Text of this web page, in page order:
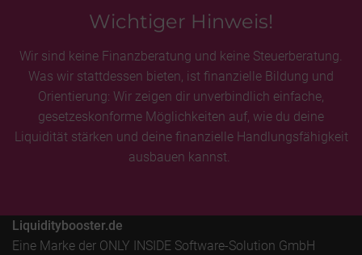
Wichtiger Hinweis!
Wir sind keine Finanzberatung und keine Steuerberatung.
Was wir stattdessen bieten, ist finanzielle Bildung und
Orientierung: Wir zeigen dir unverbindlich einfache,
gesetzeskonforme Möglichkeiten auf, wie du deine
Liquidität stärken und deine finanzielle Handlungsfähigkeit
ausbauen kannst.
Liquiditybooster.de
Eine Marke der ONLY INSIDE Software-Solution GmbH